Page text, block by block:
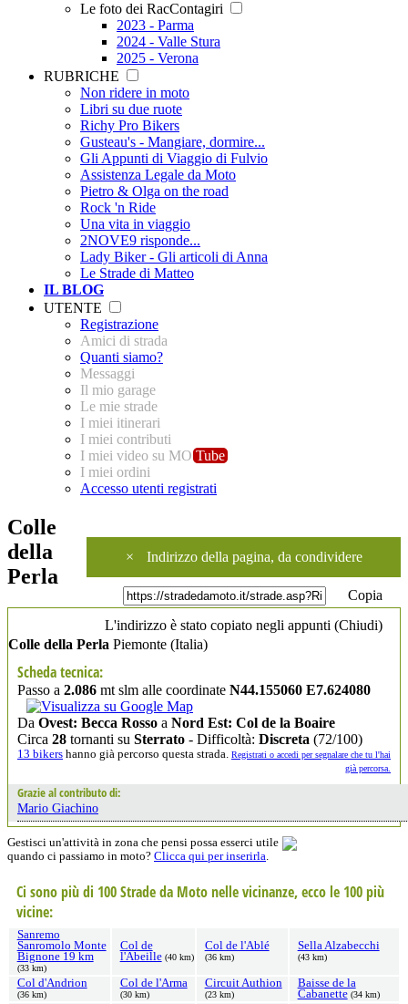
Le foto dei RacContagiri
2023 - Parma
2024 - Valle Stura
2025 - Verona
RUBRICHE
Non ridere in moto
Libri su due ruote
Richy Pro Bikers
Gusteau's - Mangiare, dormire...
Gli Appunti di Viaggio di Fulvio
Assistenza Legale da Moto
Pietro & Olga on the road
Rock 'n Ride
Una vita in viaggio
2NOVE9 risponde...
Lady Biker - Gli articoli di Anna
Le Strade di Matteo
IL BLOG
UTENTE
Registrazione
Amici di strada
Quanti siamo?
Messaggi
Il mio garage
Le mie strade
I miei itinerari
I miei contributi
I miei video su MO Tube
I miei ordini
Accesso utenti registrati
× Indirizzo della pagina, da condividere
Copia
L'indirizzo è stato copiato negli appunti (Chiudi)
Colle
della
Perla
Colle della Perla Piemonte (Italia)
Scheda tecnica:
Passo a 2.086 mt slm alle coordinate N44.155060 E7.624080
Da Ovest: Becca Rosso a Nord Est: Col de la Boaire
Circa 28 tornanti su Sterrato - Difficoltà: Discreta (72/100)
13 bikers hanno già percorso questa strada. Registrati o accedi per segnalare che tu l'hai
già percorsa.
Grazie al contributo di:
Mario Giachino
Gestisci un'attività in zona che pensi possa esserci utile
quando ci passiamo in moto? Clicca qui per inserirla.
Ci sono più di 100 Strade da Moto nelle vicinanze, ecco le 100 più
vicine:
Sanremo
Sanromolo Monte
Bignone 19 km
(33 km)
Col de
l'Abeille (40 km)
Col de l'Ablé
(36 km)
Sella Alzabecchi
(43 km)
Col d'Andrion
(36 km)
Col de l'Arma
(30 km)
Circuit Authion
(23 km)
Baisse de la
Cabanette (34 km)